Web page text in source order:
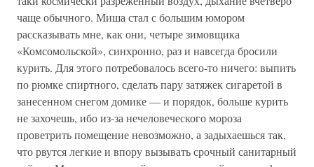
чаще обычного. Миша стал с большим юмором
рассказывать мне, как они, четыре зимовщика
«Комсомольской», синхронно, раз и навсегда бросили
курить. Для этого потребовалось всего-то ничего: выпить
по рюмке спиртного, сделать пару затяжек сигаретой в
занесенном снегом домике — и порядок, больше курить
не захочешь, ибо из-за нечеловеческого мороза
проветрить помещение невозможно, а задыхаешься так,
что рвутся легкие и впору вызывать срочный санитарный